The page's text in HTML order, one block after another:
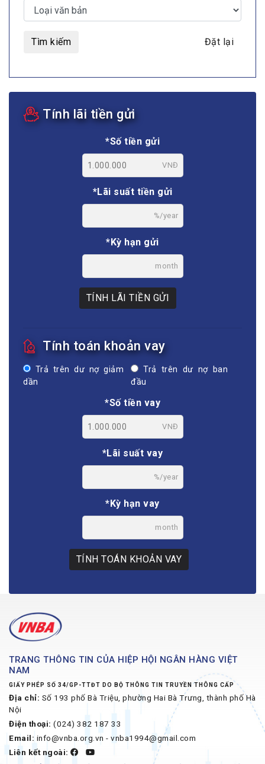
Tìm kiếm Đặt lại
Tính lãi tiền gửi
*Số tiền gửi
VNĐ
*Lãi suất tiền gửi
%/year
*Kỳ hạn gửi
month
TÍNH LÃI TIỀN GỬI
Tính toán khoản vay
Trả trên dư nợ giảm
dần
Trả trên dư nợ ban
đầu
*Số tiền vay
VNĐ
*Lãi suất vay
%/year
*Kỳ hạn vay
month
TÍNH TOÁN KHOẢN VAY
TRANG THÔNG TIN CỦA HIỆP HỘI NGÂN HÀNG VIỆT
NAM
GIẤY PHÉP SỐ 34/GP-TTĐT DO BỘ THÔNG TIN TRUYỀN THÔNG CẤP
Địa chỉ: Số 193 phố Bà Triệu, phường Hai Bà Trưng, thành phố Hà
Nội
Điện thoại: (024) 382 187 33
Email: info@vnba.org.vn - vnba1994@gmail.com
Liên kết ngoài: